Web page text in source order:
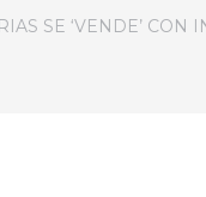
SE ‘VENDE’ CON